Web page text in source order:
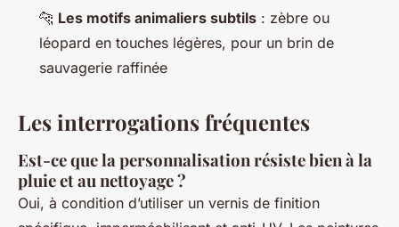
🐆 Les motifs animaliers subtils : zèbre ou
léopard en touches légères, pour un brin de
sauvagerie raffinée
Les interrogations fréquentes
Est-ce que la personnalisation résiste bien à la
pluie et au nettoyage ?
Oui, à condition d’utiliser un vernis de finition